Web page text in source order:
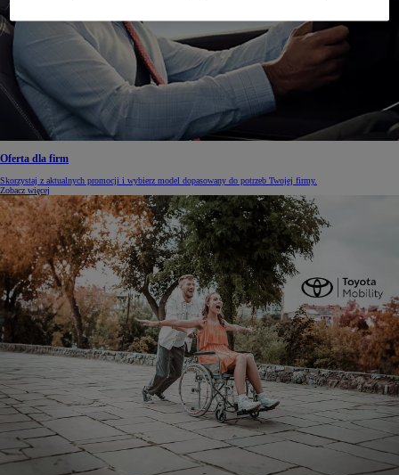
Oferta dla firm
Skorzystaj z aktualnych promocji i wybierz model dopasowany do potrzeb Twojej firmy.
Zobacz więcej